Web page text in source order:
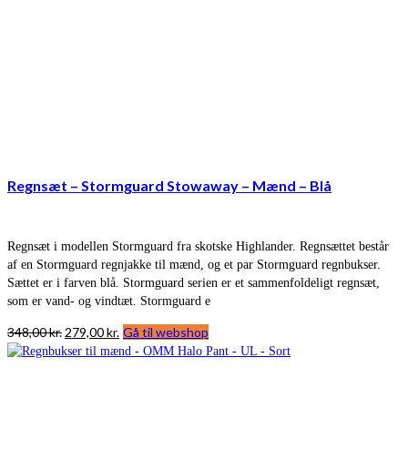
Regnsæt – Stormguard Stowaway – Mænd – Blå
Regnsæt i modellen Stormguard fra skotske Highlander. Regnsættet består
af en Stormguard regnjakke til mænd, og et par Stormguard regnbukser.
Sættet er i farven blå. Stormguard serien er et sammenfoldeligt regnsæt,
som er vand- og vindtæt. Stormguard e
348,00kr. Den
oprindelige
279,00kr. Den
aktuelle
Gå til webshop